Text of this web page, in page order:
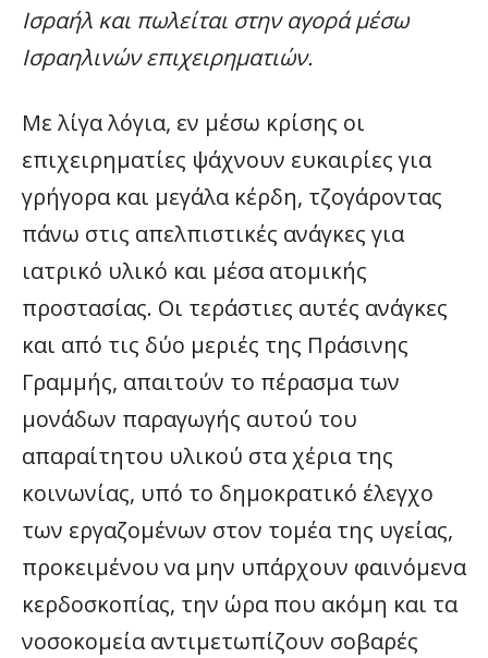
Ισραήλ και πωλείται στην αγορά μέσω
Ισραηλινών επιχειρηματιών.
Με λίγα λόγια, εν μέσω κρίσης οι
επιχειρηματίες ψάχνουν ευκαιρίες για
γρήγορα και μεγάλα κέρδη, τζογάροντας
πάνω στις απελπιστικές ανάγκες για
ιατρικό υλικό και μέσα ατομικής
προστασίας. Οι τεράστιες αυτές ανάγκες
και από τις δύο μεριές της Πράσινης
Γραμμής, απαιτούν το πέρασμα των
μονάδων παραγωγής αυτού του
απαραίτητου υλικού στα χέρια της
κοινωνίας, υπό το δημοκρατικό έλεγχο
των εργαζομένων στον τομέα της υγείας,
προκειμένου να μην υπάρχουν φαινόμενα
κερδοσκοπίας, την ώρα που ακόμη και τα
νοσοκομεία αντιμετωπίζουν σοβαρές